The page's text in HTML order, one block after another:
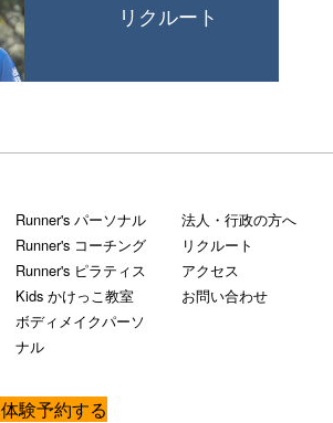
リクルート
Runner's パーソナル
Runner's コーチング
Runner's ピラティス
Kids かけっこ教室
ボディメイクパーソ
ナル
法人・行政の方へ
リクルート
アクセス
お問い合わせ
体験予約する